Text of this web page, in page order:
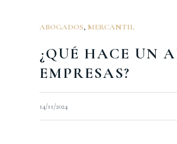
ABOGADOS, MERCANTIL
¿QUÉ HACE UN
EMPRESAS?
14/11/2024